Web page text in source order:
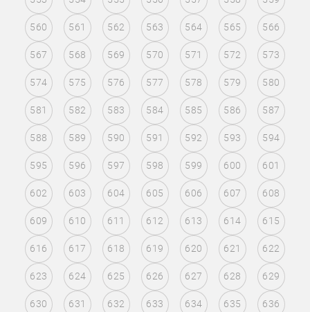
560 561 562 563 564 565 566
567 568 569 570 571 572 573
574 575 576 577 578 579 580
581 582 583 584 585 586 587
588 589 590 591 592 593 594
595 596 597 598 599 600 601
602 603 604 605 606 607 608
609 610 611 612 613 614 615
616 617 618 619 620 621 622
623 624 625 626 627 628 629
630 631 632 633 634 635 636